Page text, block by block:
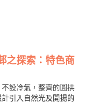
之探索：特色商
設冷氣，整齊的圓拱
引入自然光及開揚的